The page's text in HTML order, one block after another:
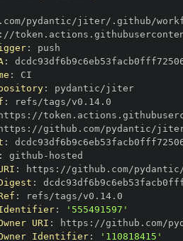
:
:
:
:
:
pydantic/jiter
:
:
:
:
: github -
: https :
:
:
Identifier:
'555491597'
URI : https :
Identifier: '110818415'